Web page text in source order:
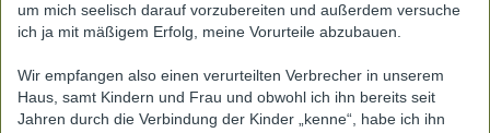
um mich seelisch darauf vorzubereiten und außerdem versuche
ich ja mit mäßigem Erfolg, meine Vorurteile abzubauen.
Wir empfangen also einen verurteilten Verbrecher in unserem
Haus, samt Kindern und Frau und obwohl ich ihn bereits seit
Jahren durch die Verbindung der Kinder „kenne“, habe ich ihn